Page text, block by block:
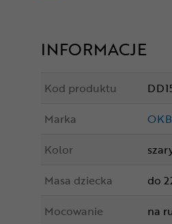
INFORMACJE
Kod produktu
Marka
Kolor
Masa dziecka
do
Mocowanie
na